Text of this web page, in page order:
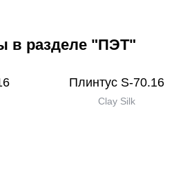
в разделе "ПЭТ"
Плинтус S-70.16
Clay Silk